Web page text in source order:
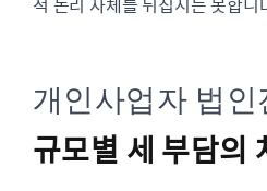
개인사업자 법인
규모별 세 부담의